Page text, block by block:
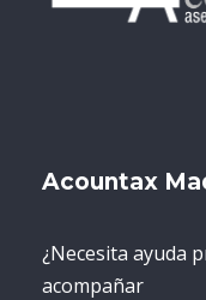
Acountax
¿Necesita ayuda
acompañar